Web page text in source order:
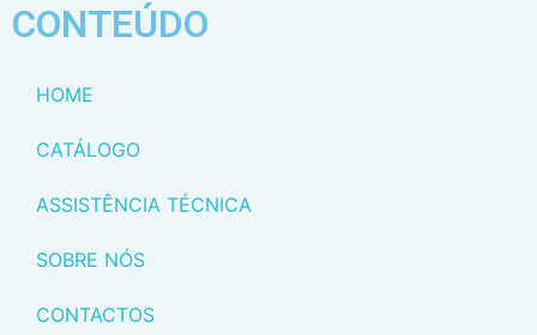
CONTEÚDO
HOME
CATÁLOGO
ASSISTÊNCIA TÉCNICA
SOBRE NÓS
CONTACTOS